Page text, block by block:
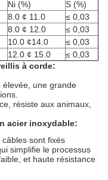
Ni (%)
S (%)
8.0 ¢ 11.0
≤ 0,03
8.0 ¢ 12.0
≤ 0,03
10.0 ¢14.0
≤ 0,03
12.0 ¢ 15.0
≤ 0,03
à corde:
élevée, une grande
résiste aux animaux,
acier inoxydable:
sont fixés
simplifie le processus
et haute résistance